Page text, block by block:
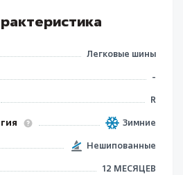
Легковые шины
-
R
Зимние
Нешипованные
12 МЕСЯЦЕВ